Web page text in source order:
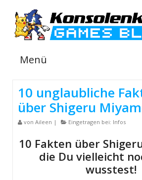
Menü
NEWS
INFOS
GUIDES
10 unglaubliche
über Shigeru
von Aileen | Eingetragen bei: Infos
10 Fakten über
die Du vielleicht
wusstest!